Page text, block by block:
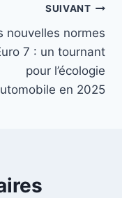
SUIVANT
nouvelles normes
7 : un tournant
pour l’écologie
en 2025